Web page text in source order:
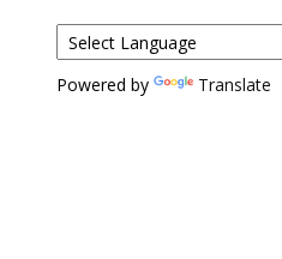
Powered by Translate